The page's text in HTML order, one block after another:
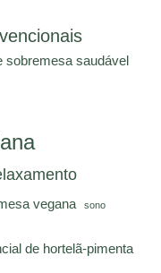
sobremesa saudável
vegana sono
de hortelã-pimenta